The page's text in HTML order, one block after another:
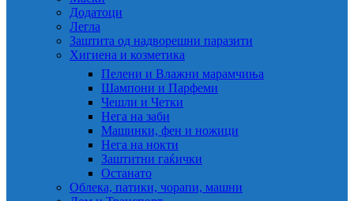
Додатоци
Легла
Заштита од надворешни паразити
Хигиена и козметика
Пелени и Влажни марамчиња
Шампони и Парфеми
Чешли и Четки
Нега на заби
Машинки, фен и ножици
Нега на нокти
Заштитни гаќички
Останато
Облека, патики, чорапи, машни